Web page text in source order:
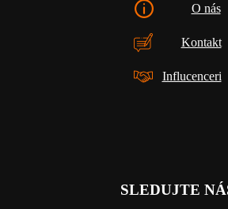
O nás
Kontakt
Influcenceri
SLEDUJTE